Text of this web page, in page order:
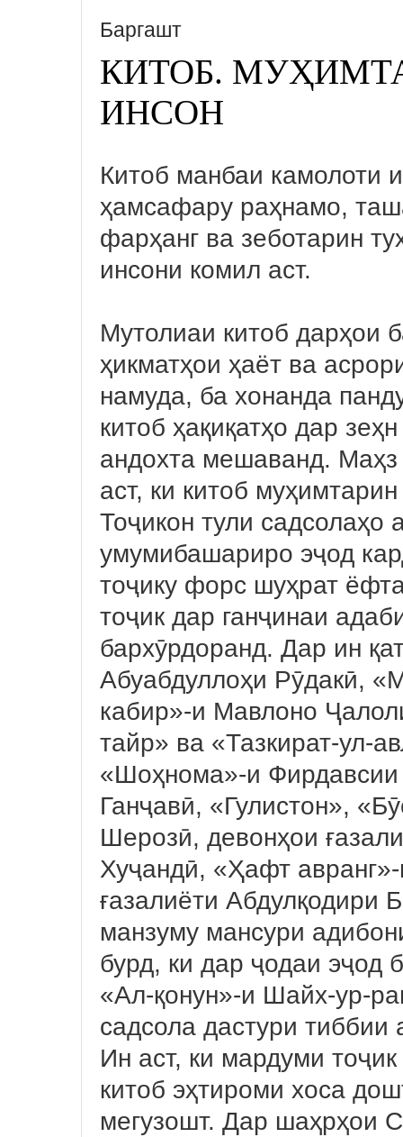
Баргашт
КИТОБ.
ИНСОН
Китоб манбаи камолоти
ҳамсафару раҳнамо,
фарҳанг ва зеботарин
инсони комил аст.
Мутолиаи китоб дарҳои
ҳикматҳои ҳаёт ва
намуда, ба хонанда
китоб ҳақиқатҳо дар
андохта мешаванд. Маҳз
аст, ки китоб
Тоҷикон тули садсолаҳо
умумибашариро эҷод
тоҷику форс шуҳрат
тоҷик дар ганҷинаи
бархӯрдоранд. Дар ин
Абуабдуллоҳи Рӯдакӣ,
кабир»-и Мавлоно
тайр» ва «Тазкират-ул-
«Шоҳнома»-и
Ганҷавӣ, «Гулистон»,
Шерозӣ, девонҳои
Хуҷандӣ, «Ҳафт
ғазалиёти Абдулқодири
манзуму мансури
бурд, ки дар ҷодаи эҷод
«Ал-қонун»-и Шайх-ур-
садсола дастури
Ин аст, ки мардуми
китоб эҳтироми хоса
мегузошт. Дар шаҳрҳои